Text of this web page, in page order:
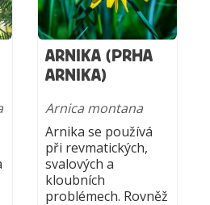
ARNIKA (PRHA
ARNIKA)
Arnica montana
Arnika se používá
při revmatických,
svalových a
kloubních
problémech. Rovněž